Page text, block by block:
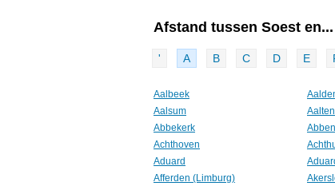
Afstand tussen Soest en...
' A B C D E
Aalbeek
Aalsum
Aalten
Abbekerk
Achthoven
Aduard
Afferden (Limburg)